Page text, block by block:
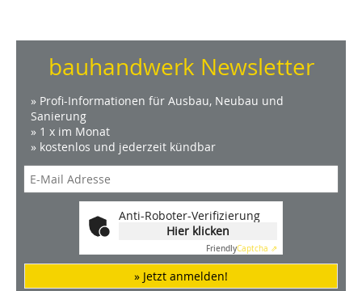
bauhandwerk Newsletter
» Profi-Informationen für Ausbau, Neubau und
Sanierung
» 1 x im Monat
» kostenlos und jederzeit kündbar
Anti-Roboter-Verifizierung
Hier klicken
FriendlyCaptcha ⇗
» Jetzt anmelden!